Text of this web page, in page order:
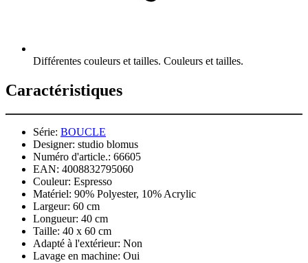
Différentes couleurs et tailles. Couleurs et tailles.
Caractéristiques
Série: BOUCLE
Designer: studio blomus
Numéro d'article.: 66605
EAN: 4008832795060
Couleur: Espresso
Matériel: 90% Polyester, 10% Acrylic
Largeur: 60 cm
Longueur: 40 cm
Taille: 40 x 60 cm
Adapté à l'extérieur: Non
Lavage en machine: Oui